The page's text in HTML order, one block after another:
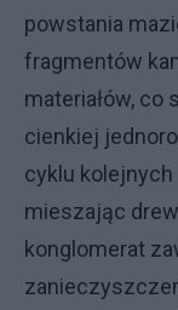
powstania
fragmentów
materiałów, co
cienkiej
cyklu
mieszając
konglomerat